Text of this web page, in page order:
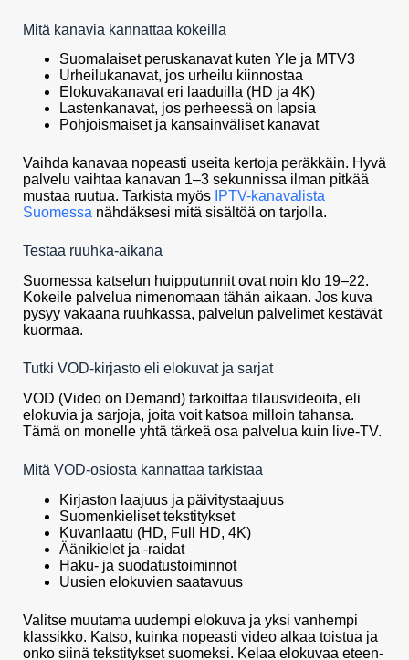
Mitä kanavia kannattaa kokeilla
Suomalaiset peruskanavat kuten Yle ja MTV3
Urheilukanavat, jos urheilu kiinnostaa
Elokuvakanavat eri laaduilla (HD ja 4K)
Lastenkanavat, jos perheessä on lapsia
Pohjoismaiset ja kansainväliset kanavat
Vaihda kanavaa nopeasti useita kertoja peräkkäin. Hyvä
palvelu vaihtaa kanavan 1–3 sekunnissa ilman pitkää
mustaa ruutua. Tarkista myös IPTV-kanavalista
Suomessa nähdäksesi mitä sisältöä on tarjolla.
Testaa ruuhka-aikana
Suomessa katselun huipputunnit ovat noin klo 19–22.
Kokeile palvelua nimenomaan tähän aikaan. Jos kuva
pysyy vakaana ruuhkassa, palvelun palvelimet kestävät
kuormaa.
Tutki VOD-kirjasto eli elokuvat ja sarjat
VOD (Video on Demand) tarkoittaa tilausvideoita, eli
elokuvia ja sarjoja, joita voit katsoa milloin tahansa.
Tämä on monelle yhtä tärkeä osa palvelua kuin live-TV.
Mitä VOD-osiosta kannattaa tarkistaa
Kirjaston laajuus ja päivitystaajuus
Suomenkieliset tekstitykset
Kuvanlaatu (HD, Full HD, 4K)
Äänikielet ja -raidat
Haku- ja suodatustoiminnot
Uusien elokuvien saatavuus
Valitse muutama uudempi elokuva ja yksi vanhempi
klassikko. Katso, kuinka nopeasti video alkaa toistua ja
onko siinä tekstitykset suomeksi. Kelaa elokuvaa eteen-